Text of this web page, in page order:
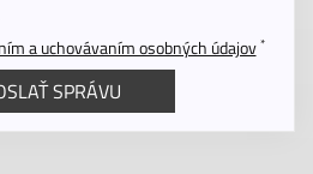
a uchovávaním osobných údajov *